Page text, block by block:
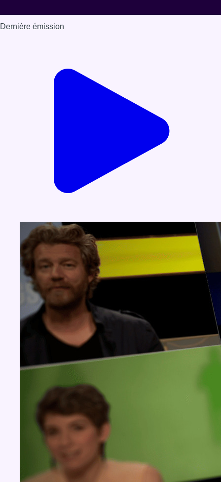
Dernière émission